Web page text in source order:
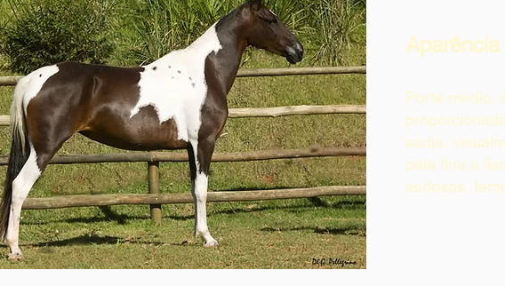
Porte médio,
sadia,
pele fina e
sedosos,
Aparência